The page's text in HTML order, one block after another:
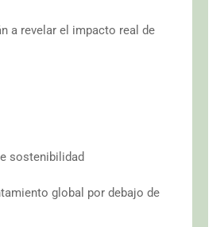
a revelar el impacto real de
sostenibilidad
global por debajo de